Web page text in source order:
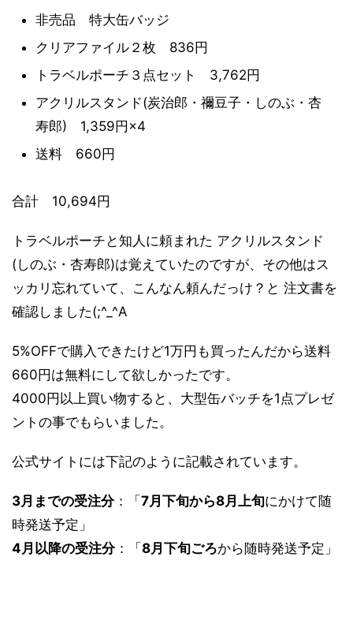
非売品 特大缶バッジ
クリアファイル２枚 836円
トラベルポーチ３点セット 3,762円
アクリルスタンド(炭治郎・禰豆子・しのぶ・杏
寿郎) 1,359円×4
送料 660円
合計 10,694円
トラベルポーチと知人に頼まれた アクリルスタンド
(しのぶ・杏寿郎)は覚えていたのですが、その他はス
ッカリ忘れていて、こんなん頼んだっけ？と 注文書を
確認しました(;^_^A
5%OFFで購入できたけど1万円も買ったんだから送料
660円は無料にして欲しかったです。
4000円以上買い物すると、大型缶バッチを1点プレゼ
ントの事でもらいました。
公式サイトには下記のように記載されています。
3月までの受注分 ：「 7月下旬から8月上旬にかけて随
時発送予定」
4月以降の受注分 ：「 8月下旬ごろから随時発送予定」